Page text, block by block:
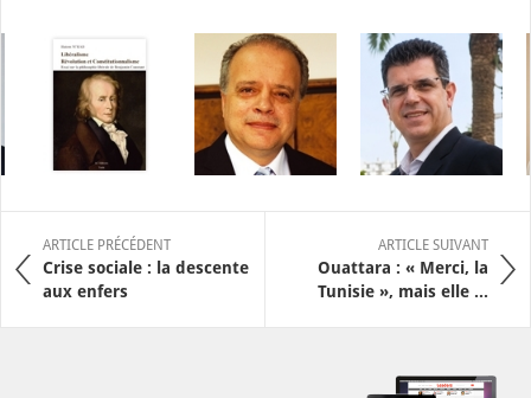
ARTICLE PRÉCÉDENT
Crise sociale : la descente
aux enfers
ARTICLE SUIVANT
Ouattara : « Merci, la
Tunisie », mais elle ...